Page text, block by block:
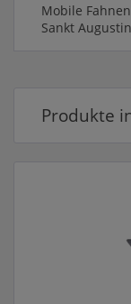
Mobile
Sankt
Produkte